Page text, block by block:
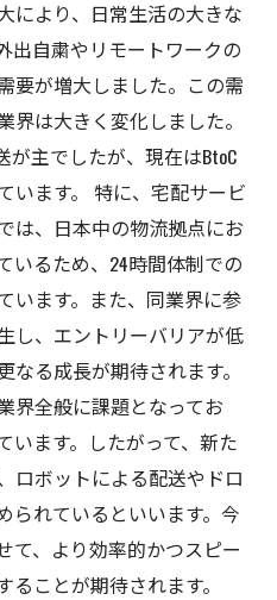
により、日常生活の大きな
出自粛やリモートワークの
要が増大しました。この需
は大きく変化しました。
が主でしたが、現在はBtoC
います。 特に、宅配サービ
は、日本中の物流拠点にお
いるため、24時間体制での
います。また、同業界に参
し、エントリーバリアが低
る成長が期待されます。
界全般に課題となってお
います。したがって、新た
ロボットによる配送やドロ
られているといいます。今
て、より効率的かつスピー
ことが期待されます。